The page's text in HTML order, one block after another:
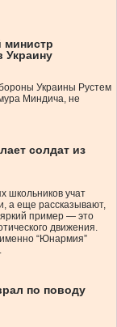
Украину
Украины Рустем
Миндича, не
солдат из
школьников учат
а еще рассказывают,
яркий пример — это
движения.
“Юнармия”
по поводу